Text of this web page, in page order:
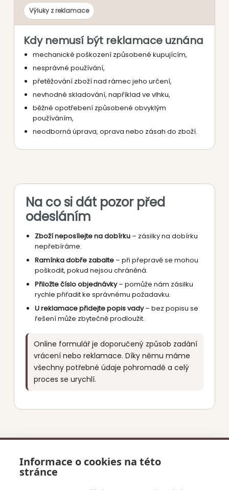
Informace o cookies na této
stránce
Výluky z reklamace
Kdy nemusí být reklamace uznána
mechanické poškození způsobené kupujícím,
nesprávné používání,
přetěžování zboží nad rámec jeho určení,
nevhodné skladování, například ve vlhku,
běžné opotřebení způsobené obvyklým
používáním,
neodborná úprava, oprava nebo zásah do zboží.
Na co si dát pozor před
odesláním
Zboží neposílejte na dobírku – zásilky na dobírku
nepřebíráme.
Ramínka dobře zabalte – při přepravě se mohou
poškodit, pokud nejsou chráněná.
Přiložte číslo objednávky– pomůže nám zásilku
rychle přiřadit ke správnému požadavku.
U reklamace přidejte popis vady– bez popisu se
řešení může zbytečně prodloužit.
Online formulář je doporučený způsob zadání
vrácení nebo reklamace. Díky němu máme
všechny potřebné údaje pohromadě a celý
proces se urychlí.
O Nás